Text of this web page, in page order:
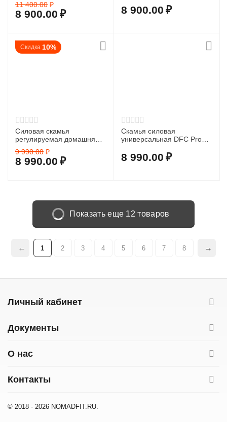
11 400.00 ₽
8 900.00 ₽ 8 900.00 ₽
Скидка 10%
Силовая скамья
регулируемая домашняя
TASMAN
9 990.00 ₽
8 990.00 ₽
Скамья силовая
универсальная DFC Pro
8 990.00 ₽
Показать еще 12 товаров
1 2 3 4 5 6 7 8
Личный кабинет
Документы
О нас
Контакты
© 2018 - 2026 NOMADFIT.RU.